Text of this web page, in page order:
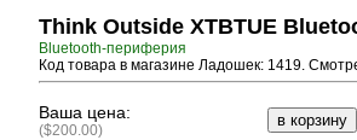
Think Outside XTBTUE
Bluetooth-периферия
Код товара в магазине Ладошек: 1419.
Ваша цена:
($200.00)